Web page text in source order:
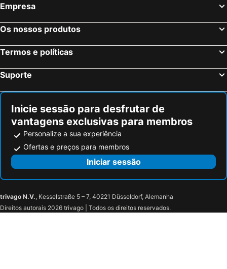
Empresa
Os nossos produtos
Termos e políticas
Suporte
Inicie sessão para desfrutar de
vantagens exclusivas para membros
Personalize a sua experiência
Ofertas e preços para membros
Iniciar sessão
trivago N.V., Kesselstraße 5 – 7, 40221 Düsseldorf, Alemanha
Direitos autorais 2026 trivago | Todos os direitos reservados.